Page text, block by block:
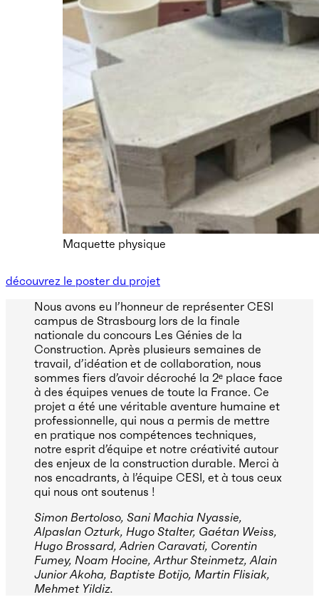
Maquette physique
découvrez le poster du projet
Nous avons eu l’honneur de représenter CESI
campus de Strasbourg lors de la finale
nationale du concours Les Génies de la
Construction. Après plusieurs semaines de
travail, d’idéation et de collaboration, nous
sommes fiers d’avoir décroché la 2ᵉ place face
à des équipes venues de toute la France. Ce
projet a été une véritable aventure humaine et
professionnelle, qui nous a permis de mettre
en pratique nos compétences techniques,
notre esprit d’équipe et notre créativité autour
des enjeux de la construction durable. Merci à
nos encadrants, à l’équipe CESI, et à tous ceux
qui nous ont soutenus !
Simon Bertoloso, Sani Machia Nyassie,
Alpaslan Ozturk, Hugo Stalter, Gaétan Weiss,
Hugo Brossard, Adrien Caravati, Corentin
Fumey, Noam Hocine, Arthur Steinmetz, Alain
Junior Akoha, Baptiste Botijo, Martin Flisiak,
Mehmet Yildiz.